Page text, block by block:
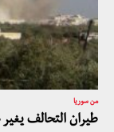
من سوريا
طيران التحالف